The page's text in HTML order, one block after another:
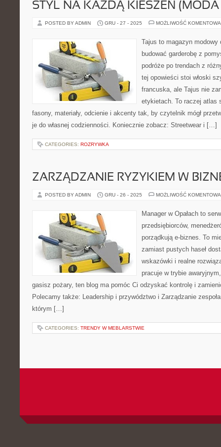
STYL NA KAŻDĄ KIESZEŃ
POSTED BY ADMIN GRU - 27 - 2025 MOŻLIWOŚĆ
Tajus to magazyn
budować garderobę z
podróże po trendach z
tej opowieści stoi włoski
francuska, ale Tajus nie
etykietach. To raczej atlas
fasony, materiały, odcienie i akcenty tak, by czytelnik mógł
je do własnej codzienności. Koniecznie zobacz: Streetwear i […]
CATEGORIES: ROZRYWKA
ZARZĄDZANIE RYZYKIEM W
POSTED BY ADMIN GRU - 26 - 2025 MOŻLIWOŚĆ
Manager w Opałach to
przedsiębiorców,
porządkują e-biznes. To
zamiast pustych haseł
wskazówki i realne
pracuje w trybie
gasisz pożary, ten blog ma pomóc Ci odzyskać kontrolę i
Polecamy także: Leadership i przywództwo i Zarządzanie
którym […]
CATEGORIES: TRENDY W MEBLARSTWIE